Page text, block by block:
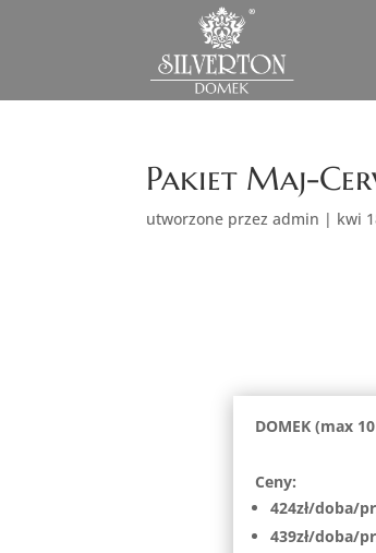
Pakiet Maj-
utworzone przezadmin | kwi
DOMEK (max
Ceny:
424zł/doba/
439zł/doba/